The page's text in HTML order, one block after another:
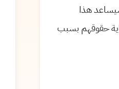
هذا
حقوقهم بسبب